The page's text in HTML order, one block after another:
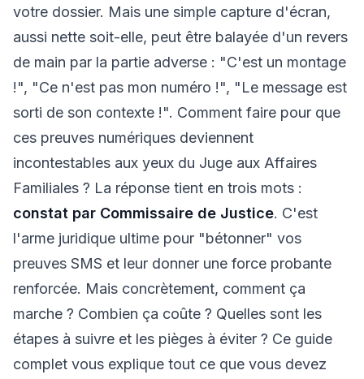
votre dossier. Mais une simple capture d'écran,
aussi nette soit-elle, peut être balayée d'un revers
de main par la partie adverse : "C'est un montage
!", "Ce n'est pas mon numéro !", "Le message est
sorti de son contexte !". Comment faire pour que
ces preuves numériques deviennent
incontestables aux yeux du Juge aux Affaires
Familiales ? La réponse tient en trois mots :
constat par Commissaire de Justice. C'est
l'arme juridique ultime pour "bétonner" vos
preuves SMS et leur donner une force probante
renforcée. Mais concrètement, comment ça
marche ? Combien ça coûte ? Quelles sont les
étapes à suivre et les pièges à éviter ? Ce guide
complet vous explique tout ce que vous devez